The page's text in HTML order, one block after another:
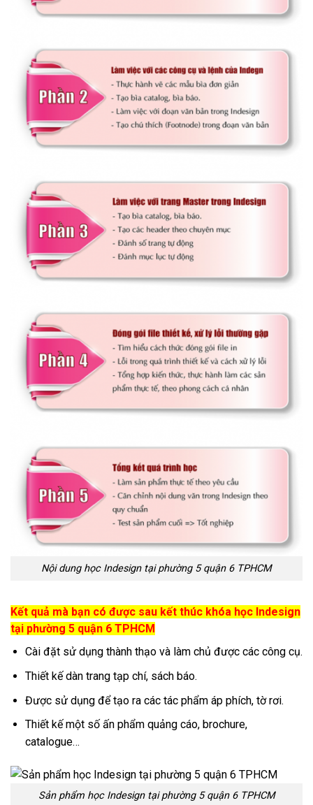
Nội dung học Indesign tại phường 5 quận 6 TPHCM
Kết quả mà bạn có được sau kết thúc khóa học Indesign
tại phường 5 quận 6 TPHCM
Cài đặt sử dụng thành thạo và làm chủ được các công cụ.
Thiết kế dàn trang tạp chí, sách báo.
Được sử dụng để tạo ra các tác phẩm áp phích, tờ rơi.
Thiết kế một số ấn phẩm quảng cáo, brochure,
catalogue…
Sản phẩm học Indesign tại phường 5 quận 6 TPHCM